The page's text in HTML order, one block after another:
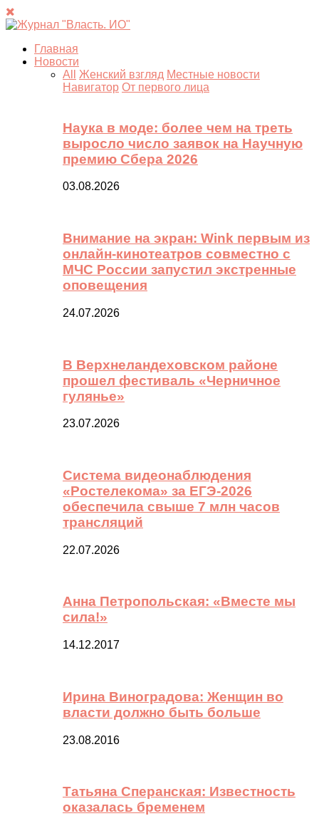
Главная
Новости
All
Женский взгляд Местные новости
Навигатор От первого лица
Наука в моде: более чем на треть
выросло число заявок на Научную
премию Сбера 2026
03.08.2026
Внимание на экран: Wink первым из
онлайн-кинотеатров совместно с
МЧС России запустил экстренные
оповещения
24.07.2026
В Верхнеландеховском районе
прошел фестиваль «Черничное
гулянье»
23.07.2026
Система видеонаблюдения
«Ростелекома» за ЕГЭ-2026
обеспечила свыше 7 млн часов
трансляций
22.07.2026
Анна Петропольская: «Вместе мы
сила!»
14.12.2017
Ирина Виноградова: Женщин во
власти должно быть больше
23.08.2016
Татьяна Сперанская: Известность
оказалась бременем